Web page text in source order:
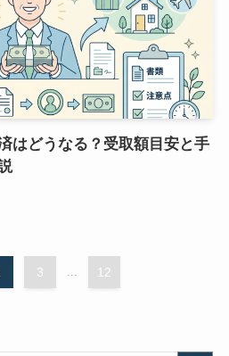
はどうなる？受取額目安と手
3 ... 12